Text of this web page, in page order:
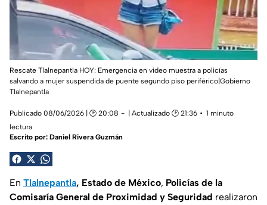
Rescate Tlalnepantla HOY: Emergencia en video muestra a policías
salvando a mujer suspendida de puente segundo piso periférico|Gobierno
Tlalnepantla
Publicado 08/06/2026 | 🕑 20:08 | Actualizado 🕑 21:36
1 minuto
lectura
Escrito por: Daniel Rivera Guzmán
En Tlalnepantla, Estado de México, Policías de la
Comisaría General de Proximidad y Seguridad realizaron